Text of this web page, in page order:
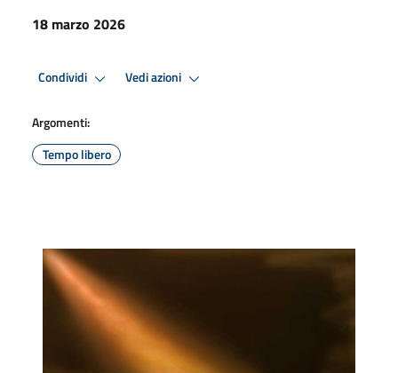
18 marzo 2026
Condividi Vedi azioni
Argomenti:
Tempo libero